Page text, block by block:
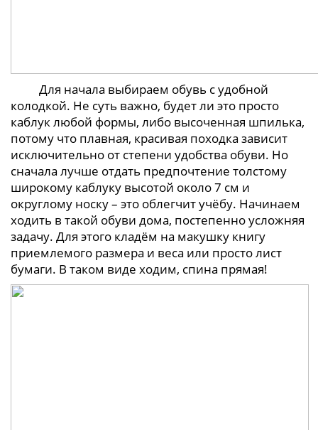
Для начала выбираем обувь с удобной
колодкой. Не суть важно, будет ли это просто
каблук любой формы, либо высоченная шпилька,
потому что плавная, красивая походка зависит
исключительно от степени удобства обуви. Но
сначала лучше отдать предпочтение толстому
широкому каблуку высотой около 7 см и
округлому носку – это облегчит учёбу. Начинаем
ходить в такой обуви дома, постепенно усложняя
задачу. Для этого кладём на макушку книгу
приемлемого размера и веса или просто лист
бумаги. В таком виде ходим, спина прямая!